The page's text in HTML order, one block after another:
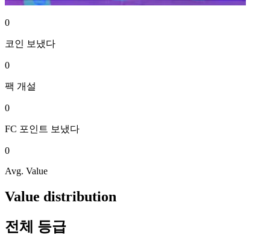
0
코인 보냈다
0
팩 개설
0
FC 포인트 보냈다
0
Avg. Value
Value distribution
전체 등급